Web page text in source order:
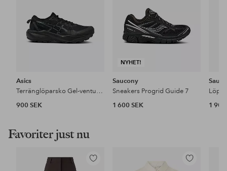
Asics
Terränglöparsko Gel-venture 11
900 SEK
NYHET!
Saucony
Sneakers Progrid Guide 7
1 600 SEK
1 900
Favoriter just nu
Lägg
Lägg